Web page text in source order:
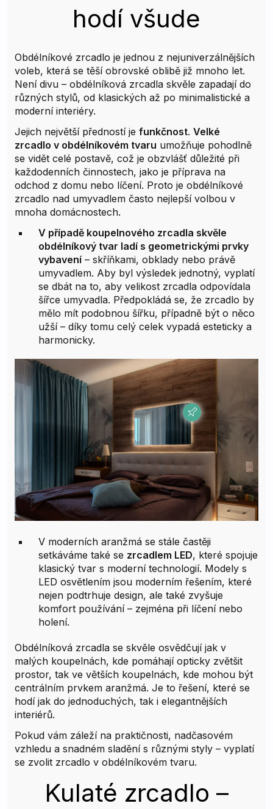
hodí všude
Obdélníkové zrcadlo je jednou z nejuniverzálnějších
voleb, která se těší obrovské oblibě již mnoho let.
Není divu – obdélníková zrcadla skvěle zapadají do
různých stylů, od klasických až po minimalistické a
moderní interiéry.
Jejich největší předností je funkčnost. Velké
zrcadlo v obdélníkovém tvaru umožňuje pohodlně
se vidět celé postavě, což je obzvlášť důležité při
každodenních činnostech, jako je příprava na
odchod z domu nebo líčení. Proto je obdélníkové
zrcadlo nad umyvadlem často nejlepší volbou v
mnoha domácnostech.
V případě koupelnového zrcadla skvěle
obdélníkový tvar ladí s geometrickými prvky
vybavení – skříňkami, obklady nebo právě
umyvadlem. Aby byl výsledek jednotný, vyplatí
se dbát na to, aby velikost zrcadla odpovídala
šířce umyvadla. Předpokládá se, že zrcadlo by
mělo mít podobnou šířku, případně být o něco
užší – díky tomu celý celek vypadá esteticky a
harmonicky.
V moderních aranžmá se stále častěji
setkáváme také se zrcadlem LED, které spojuje
klasický tvar s moderní technologií. Modely s
LED osvětlením jsou moderním řešením, které
nejen podtrhuje design, ale také zvyšuje
komfort používání – zejména při líčení nebo
holení.
Obdélníková zrcadla se skvěle osvědčují jak v
malých koupelnách, kde pomáhají opticky zvětšit
prostor, tak ve větších koupelnách, kde mohou být
centrálním prvkem aranžmá. Je to řešení, které se
hodí jak do jednoduchých, tak i elegantnějších
interiérů.
Pokud vám záleží na praktičnosti, nadčasovém
vzhledu a snadném sladění s různými styly – vyplatí
se zvolit zrcadlo v obdélníkovém tvaru.
Kulaté zrcadlo –